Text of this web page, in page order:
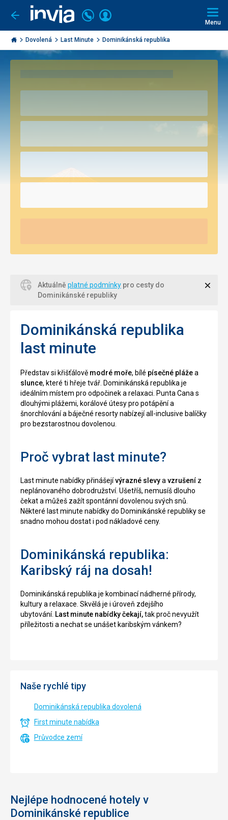
Jít
zpět
Invia.cz
Volejte
226
000
290
Přihlásit
Menu
Dovolená Last Minute Dominikánská republika
Aktuálně platné podmínky pro cesty do
Dominikánské republiky
Dominikánská republika
last minute
Představ si křišťálově modré moře, bílé písečné plážea
slunce, které ti hřeje tvář. Dominikánská republika je
ideálním místem pro odpočinek a relaxaci. Punta Cana s
dlouhými plážemi, korálové útesy pro potápění a
šnorchlování a báječné resorty nabízejí all-inclusive balíčky
pro bezstarostnou dovolenou.
Proč vybrat last minute?
Last minute nabídky přinášejívýrazné slevya vzrušení z
neplánovaného dobrodružství. Ušetříš, nemusíš dlouho
čekat a můžeš zažít spontánní dovolenou svých snů.
Některé last minute nabídky do Dominikánské republiky se
snadno mohou dostat i pod nákladové ceny.
Dominikánská republika:
Karibský ráj na dosah!
Dominikánská republika je kombinací nádherné přírody,
kultury a relaxace. Skvělá je i úroveň zdejšího
ubytování. Last minute nabídky čekají,tak proč nevyužít
příležitosti a nechat se unášet karibským vánkem?
Naše rychlé tipy
Dominikánská republika dovolená
First minute nabídka
Průvodce zemí
Nejlépe hodnocené hotely v
Dominikánské republice